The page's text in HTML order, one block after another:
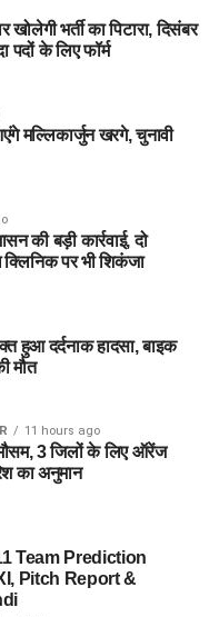
खोलेगी भर्ती का पिटारा, दिसंबर
पदों के लिए फॉर्म
मल्लिकार्जुन खरगे, चुनावी
की बड़ी कार्रवाई, दो
पर भी शिकंजा
हुआ दर्दनाक हादसा, बाइक
मौत
11 hours ago
मौसम, 3 जिलों के लिए ऑरेंज
का अनुमान
Team Prediction
Pitch Report &